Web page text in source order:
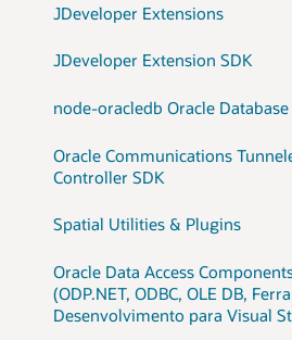
JDeveloper Extensions
JDeveloper Extension SDK
node-oracledb Oracle
Oracle Communications
Controller SDK
Spatial Utilities & Plugins
Oracle Data Access
(ODP.NET, ODBC, OLE DB,
Desenvolvimento para Visual